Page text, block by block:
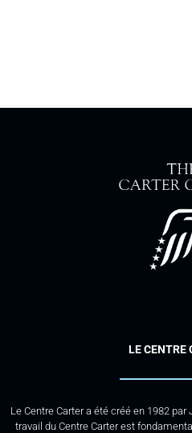
LE CENTRE
Le Centre Carter a été créé en 1982 par
travail du Centre Carter est